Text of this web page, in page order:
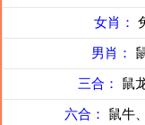
女肖：
男肖：
三合： 鼠
六合： 鼠牛